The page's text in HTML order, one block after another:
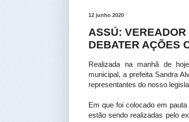
12 junho 2020
ASSÚ:
DEBATER AÇÕES
Realizada na manhã de
municipal, a prefeita Sandra
representantes do nosso
Em que foi colocado em
estão sendo realizadas pelo